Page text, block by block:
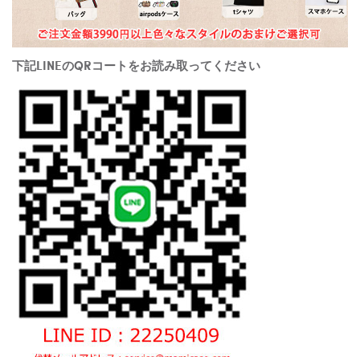
下記LINEのQRコートをお読み取ってください